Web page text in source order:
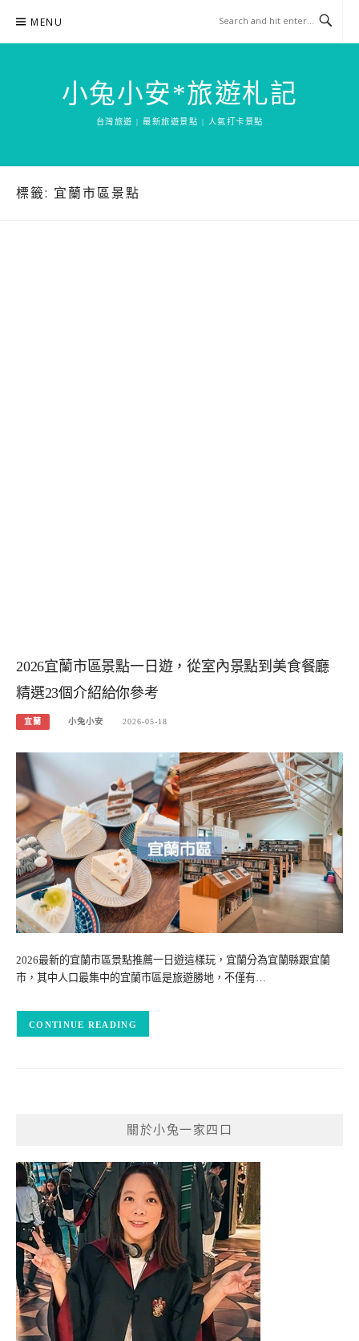
content
MENU
小兔小安*旅遊札記
台灣旅遊 | 最新旅遊景點 | 人氣打卡景點
標籤: 宜蘭市區景點
2026宜蘭市區景點一日遊，從室內景點到美食餐廳
精選23個介紹給你參考
宜蘭 小兔小安 2026-05-18
2026最新的宜蘭市區景點推薦一日遊這樣玩，宜蘭分為宜蘭縣跟宜蘭
市，其中人口最集中的宜蘭市區是旅遊勝地，不僅有…
CONTINUE READING
關於小兔一家四口